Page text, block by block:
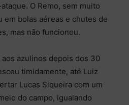
O Remo, sem muito
em bolas aéreas e chutes de
mas não funcionou.
azulinos depois dos 30
timidamente, até Luiz
Lucas Siqueira com um
do campo, igualando